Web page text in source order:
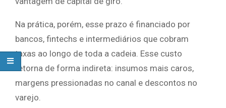
Na prática, porém, esse prazo é financiado por
bancos, fintechs e intermediários que cobram
taxas ao longo de toda a cadeia. Esse custo
retorna de forma indireta: insumos mais caros,
margens pressionadas no canal e descontos no
varejo.